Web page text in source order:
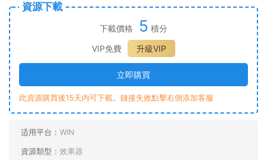
資源下載
下載價格 5 積分
VIP免費
升級VIP
立即購買
此資源購買後15天内可下載。鏈接失效點擊右側添加客服
适用平台： WIN
資源類型： 效果器